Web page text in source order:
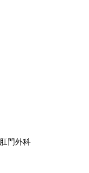
肛門外科